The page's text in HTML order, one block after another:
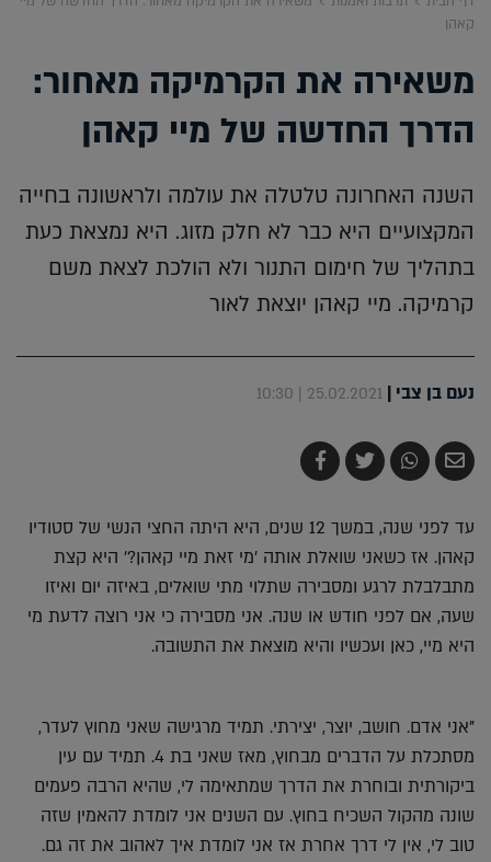
קאהן
משאירה את הקרמיקה מאחור:
הדרך החדשה של מיי קאהן
השנה האחרונה טלטלה את עולמה ולראשונה בחייה
המקצועיים היא כבר לא חלק מזוג. היא נמצאת כעת
בתהליך של חימום התנור ולא הולכת לצאת משם
קרמיקה. מיי קאהן יוצאת לאור
נעם בן צבי |
25.02.2021 | 10:30
שלח
בדואר
שתף
ב-
צייץ
ב-
שתף
ב-
עד לפני שנה, במשך 12 שנים, היא היתה החצי הנשי של סטודיו
קאהן. אז כשאני שואלת אותה 'מי זאת מיי קאהן?' היא קצת
מתבלבלת לרגע ומסבירה שתלוי מתי שואלים, באיזה יום ואיזו
שעה, אם לפני חודש או שנה. אני מסבירה כי אני רוצה לדעת מי
היא מיי, כאן ועכשיו והיא מוצאת את התשובה.
"אני אדם. חושב, יוצר, יצירתי. תמיד מרגישה שאני מחוץ לעדר,
מסתכלת על הדברים מבחוץ, מאז שאני בת 4. תמיד עם עין
ביקורתית ובוחרת את הדרך שמתאימה לי, שהיא הרבה פעמים
שונה מהקול השכיח בחוץ. עם השנים אני לומדת להאמין שזה
טוב לי, אין לי דרך אחרת אז אני לומדת איך לאהוב את זה גם.